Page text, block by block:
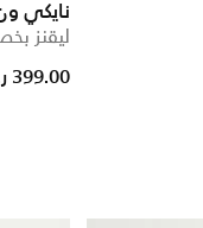
نايكي
ليقنز
399.00 ر.س